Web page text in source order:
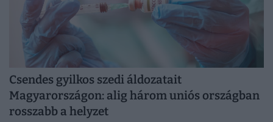
Csendes gyilkos szedi áldozatait
Magyarországon: alig három uniós országban
rosszabb a helyzet